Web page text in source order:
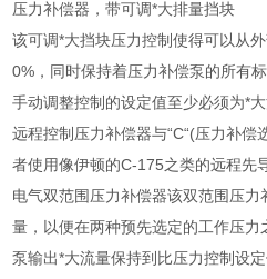
压力补偿器，带可调*大排量挡块
该可调*大挡块压力控制使得可以从
0%，同时保持着压力补偿泵的所有
手动调整控制的设定值至少必须为*大
远程控制压力补偿器与“C“(压力补
者使用像伊顿的C-175之类的远程先
电气双范围压力补偿器该双范围压
量，以便在两种预先选定的工作压力
泵输出*大流量保持到比压力控制设